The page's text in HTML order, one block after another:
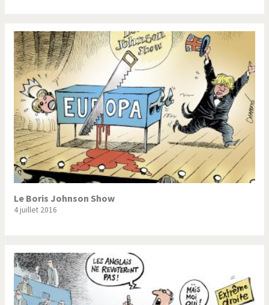
Le Boris Johnson Show
4 juillet 2016